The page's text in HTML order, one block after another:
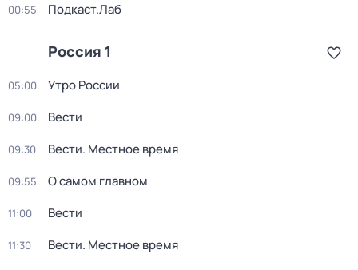
00:55 Подкаст.Лаб
Россия 1
05:00 Утро России
09:00 Вести
09:30 Вести. Местное время
09:55 О самом главном
11:00 Вести
11:30 Вести. Местное время